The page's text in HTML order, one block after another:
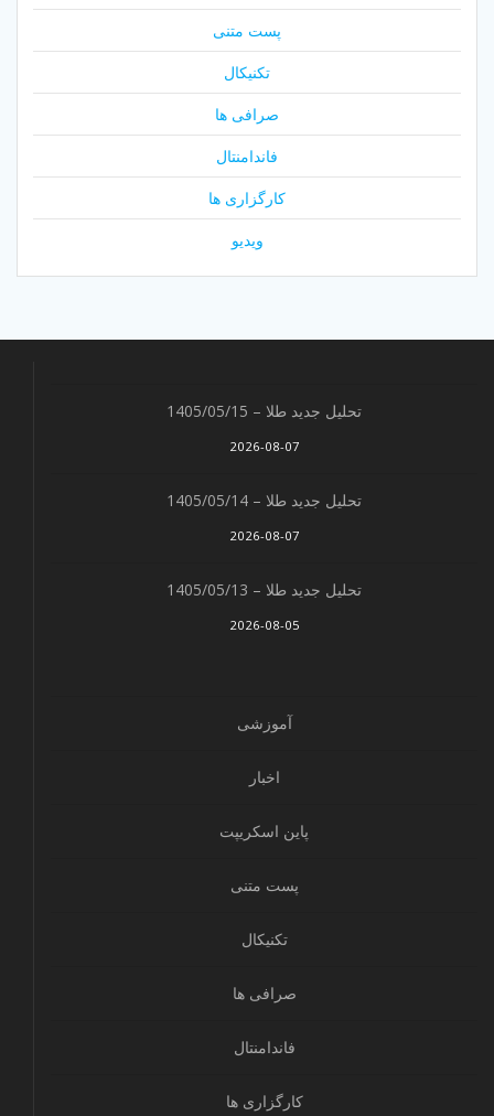
پست متنی
تکنیکال
صرافی ها
فاندامنتال
کارگزاری ها
ویدیو
تحلیل جدید طلا – 1405/05/15
2026-08-07
تحلیل جدید طلا – 1405/05/14
2026-08-07
تحلیل جدید طلا – 1405/05/13
2026-08-05
آموزشی
اخبار
پاین اسکریپت
پست متنی
تکنیکال
صرافی ها
فاندامنتال
کارگزاری ها